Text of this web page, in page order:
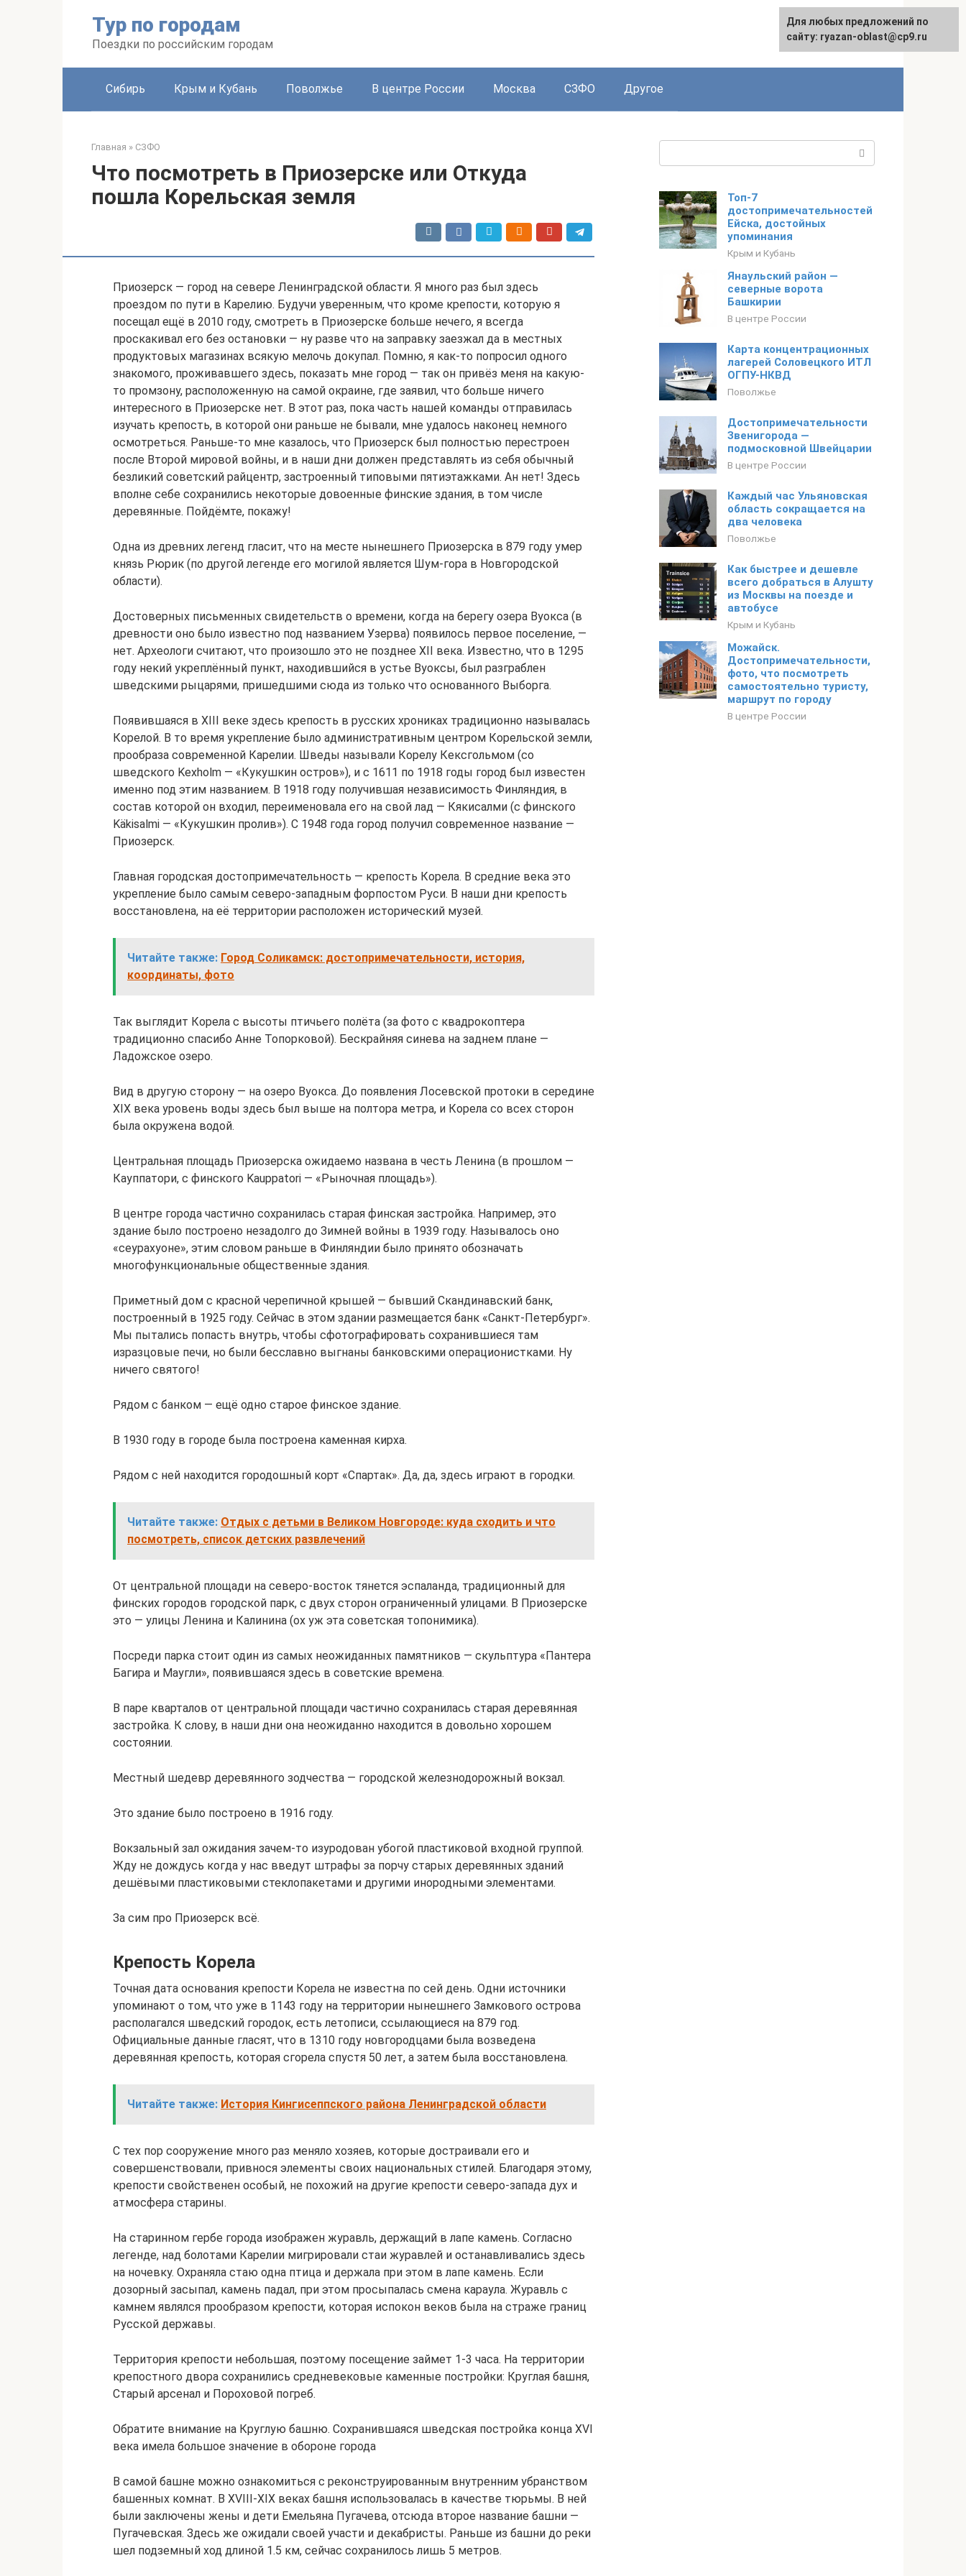
Тур по городам
Поездки по российским городам
Сибирь Крым и Кубань Поволжье В центре России Москва СЗФО Другое
Главная » СЗФО
Что посмотреть в Приозерске или Откуда
пошла Корельская земля
Приозерск — город на севере Ленинградской области. Я много раз был здесь
проездом по пути в Карелию. Будучи уверенным, что кроме крепости, которую я
посещал ещё в 2010 году, смотреть в Приозерске больше нечего, я всегда
проскакивал его без остановки — ну разве что на заправку заезжал да в местных
продуктовых магазинах всякую мелочь докупал. Помню, я как-то попросил одного
знакомого, проживавшего здесь, показать мне город — так он привёз меня на какую-
то промзону, расположенную на самой окраине, где заявил, что больше ничего
интересного в Приозерске нет. В этот раз, пока часть нашей команды отправилась
изучать крепость, в которой они раньше не бывали, мне удалось наконец немного
осмотреться. Раньше-то мне казалось, что Приозерск был полностью перестроен
после Второй мировой войны, и в наши дни должен представлять из себя обычный
безликий советский райцентр, застроенный типовыми пятиэтажками. Ан нет! Здесь
вполне себе сохранились некоторые довоенные финские здания, в том числе
деревянные. Пойдёмте, покажу!
Одна из древних легенд гласит, что на месте нынешнего Приозерска в 879 году умер
князь Рюрик (по другой легенде его могилой является Шум-гора в Новгородской
области).
Достоверных письменных свидетельств о времени, когда на берегу озера Вуокса (в
древности оно было известно под названием Узерва) появилось первое поселение, —
нет. Археологи считают, что произошло это не позднее XII века. Известно, что в 1295
году некий укреплённый пункт, находившийся в устье Вуоксы, был разграблен
шведскими рыцарями, пришедшими сюда из только что основанного Выборга.
Появившаяся в XIII веке здесь крепость в русских хрониках традиционно называлась
Корелой. В то время укрепление было административным центром Корельской земли,
прообраза современной Карелии. Шведы называли Корелу Кексгольмом (со
шведского Kexholm — «Кукушкин остров»), и с 1611 по 1918 годы город был известен
именно под этим названием. В 1918 году получившая независимость Финляндия, в
состав которой он входил, переименовала его на свой лад — Кякисалми (с финского
Käkisalmi — «Кукушкин пролив»). С 1948 года город получил современное название —
Приозерск.
Главная городская достопримечательность — крепость Корела. В средние века это
укрепление было самым северо-западным форпостом Руси. В наши дни крепость
восстановлена, на её территории расположен исторический музей.
Читайте также: Город Соликамск: достопримечательности, история,
координаты, фото
Так выглядит Корела с высоты птичьего полёта (за фото с квадрокоптера
традиционно спасибо Анне Топорковой). Бескрайняя синева на заднем плане —
Ладожское озеро.
Вид в другую сторону — на озеро Вуокса. До появления Лосевской протоки в середине
XIX века уровень воды здесь был выше на полтора метра, и Корела со всех сторон
была окружена водой.
Центральная площадь Приозерска ожидаемо названа в честь Ленина (в прошлом —
Кауппатори, с финского Kauppatori — «Рыночная площадь»).
В центре города частично сохранилась старая финская застройка. Например, это
здание было построено незадолго до Зимней войны в 1939 году. Называлось оно
«сеурахуоне», этим словом раньше в Финляндии было принято обозначать
многофункциональные общественные здания.
Приметный дом с красной черепичной крышей — бывший Скандинавский банк,
построенный в 1925 году. Сейчас в этом здании размещается банк «Санкт-Петербург».
Мы пытались попасть внутрь, чтобы сфотографировать сохранившиеся там
изразцовые печи, но были бесславно выгнаны банковскими операционистками. Ну
ничего святого!
Рядом с банком — ещё одно старое финское здание.
В 1930 году в городе была построена каменная кирха.
Рядом с ней находится городошный корт «Спартак». Да, да, здесь играют в городки.
Читайте также: Отдых с детьми в Великом Новгороде: куда сходить и что
посмотреть, список детских развлечений
От центральной площади на северо-восток тянется эспаланда, традиционный для
финских городов городской парк, с двух сторон ограниченный улицами. В Приозерске
это — улицы Ленина и Калинина (ох уж эта советская топонимика).
Посреди парка стоит один из самых неожиданных памятников — скульптура «Пантера
Багира и Маугли», появившаяся здесь в советские времена.
В паре кварталов от центральной площади частично сохранилась старая деревянная
застройка. К слову, в наши дни она неожиданно находится в довольно хорошем
состоянии.
Местный шедевр деревянного зодчества — городской железнодорожный вокзал.
Это здание было построено в 1916 году.
Вокзальный зал ожидания зачем-то изуродован убогой пластиковой входной группой.
Жду не дождусь когда у нас введут штрафы за порчу старых деревянных зданий
дешёвыми пластиковыми стеклопакетами и другими инородными элементами.
За сим про Приозерск всё.
Крепость Корела
Точная дата основания крепости Корела не известна по сей день. Одни источники
упоминают о том, что уже в 1143 году на территории нынешнего Замкового острова
располагался шведский городок, есть летописи, ссылающиеся на 879 год.
Официальные данные гласят, что в 1310 году новгородцами была возведена
деревянная крепость, которая сгорела спустя 50 лет, а затем была восстановлена.
Читайте также: История Кингисеппского района Ленинградской области
С тех пор сооружение много раз меняло хозяев, которые достраивали его и
совершенствовали, привнося элементы своих национальных стилей. Благодаря этому,
крепости свойственен особый, не похожий на другие крепости северо-запада дух и
атмосфера старины.
На старинном гербе города изображен журавль, держащий в лапе камень. Согласно
легенде, над болотами Карелии мигрировали стаи журавлей и останавливались здесь
на ночевку. Охраняла стаю одна птица и держала при этом в лапе камень. Если
дозорный засыпал, камень падал, при этом просыпалась смена караула. Журавль с
камнем являлся прообразом крепости, которая испокон веков была на страже границ
Русской державы.
Территория крепости небольшая, поэтому посещение займет 1-3 часа. На территории
крепостного двора сохранились средневековые каменные постройки: Круглая башня,
Старый арсенал и Пороховой погреб.
Обратите внимание на Круглую башню. Сохранившаяся шведская постройка конца XVI
века имела большое значение в обороне города
В самой башне можно ознакомиться с реконструированным внутренним убранством
башенных комнат. В XVIII-XIX веках башня использовалась в качестве тюрьмы. В ней
были заключены жены и дети Емельяна Пугачева, отсюда второе название башни —
Пугачевская. Здесь же ожидали своей участи и декабристы. Раньше из башни до реки
шел подземный ход длиной 1.5 км, сейчас сохранилось лишь 5 метров.
Топ-7
достопримечательностей
Ейска, достойных
упоминания
Крым и Кубань
Янаульский район —
северные ворота
Башкирии
В центре России
Карта концентрационных
лагерей Соловецкого ИТЛ
ОГПУ-НКВД
Поволжье
Достопримечательности
Звенигорода —
подмосковной Швейцарии
В центре России
Каждый час Ульяновская
область сокращается на
два человека
Поволжье
Как быстрее и дешевле
всего добраться в Алушту
из Москвы на поезде и
автобусе
Крым и Кубань
Можайск.
Достопримечательности,
фото, что посмотреть
самостоятельно туристу,
маршрут по городу
В центре России
Для любых предложений по
сайту: ryazan-oblast@cp9.ru